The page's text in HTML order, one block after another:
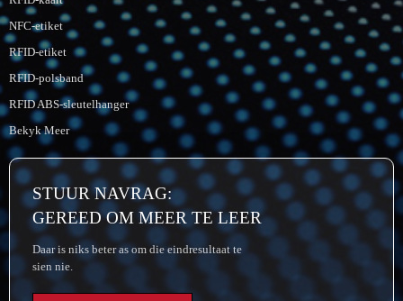
NFC-etiket
RFID-etiket
RFID-polsband
RFID ABS-sleutelhanger
Bekyk Meer
STUUR NAVRAG:
GEREED OM MEER TE LEER
Daar is niks beter as om die eindresultaat te
sien nie.